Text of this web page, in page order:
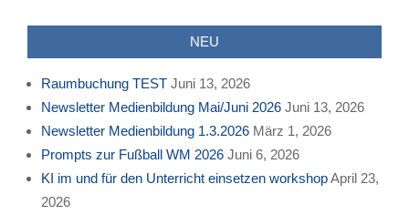
NEU
Raumbuchung TEST Juni 13, 2026
Newsletter Medienbildung Mai/Juni 2026 Juni 13, 2026
Newsletter Medienbildung 1.3.2026 März 1, 2026
Prompts zur Fußball WM 2026 Juni 6, 2026
KI im und für den Unterricht einsetzen workshopApril 23,
2026